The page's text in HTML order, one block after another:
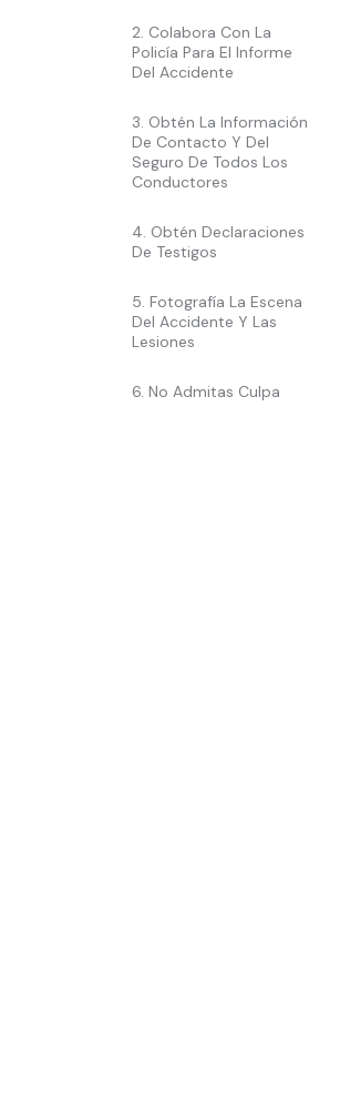
2. Colabora Con La
Policía Para El Informe
Del Accidente
3. Obtén La Información
De Contacto Y Del
Seguro De Todos Los
Conductores
4. Obtén Declaraciones
De Testigos
5. Fotografía La Escena
Del Accidente Y Las
Lesiones
6. No Admitas Culpa